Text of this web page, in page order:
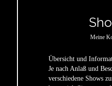
Meine
Übersicht und
Je nach Anlaß und
verschiedene Shows